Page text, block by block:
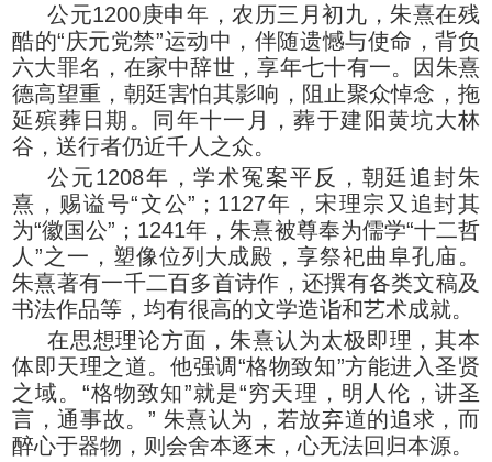
公元1200庚申年，农历三月初九，朱熹在残
酷的“庆元党禁”运动中，伴随遗憾与使命，背负
六大罪名，在家中辞世，享年七十有一。因朱熹
德高望重，朝廷害怕其影响，阻止聚众悼念，拖
延殡葬日期。同年十一月，葬于建阳黄坑大林
谷，送行者仍近千人之众。
公元1208年，学术冤案平反，朝廷追封朱
熹，赐谥号“文公”；1127年，宋理宗又追封其
为“徽国公”；1241年，朱熹被尊奉为儒学“十二哲
人”之一，塑像位列大成殿，享祭祀曲阜孔庙。
朱熹著有一千二百多首诗作，还撰有各类文稿及
书法作品等，均有很高的文学造诣和艺术成就。
在思想理论方面，朱熹认为太极即理，其本
体即天理之道。他强调“格物致知”方能进入圣贤
之域。“格物致知”就是“穷天理，明人伦，讲圣
言，通事故。” 朱熹认为，若放弃道的追求，而
醉心于器物，则会舍本逐末，心无法回归本源。